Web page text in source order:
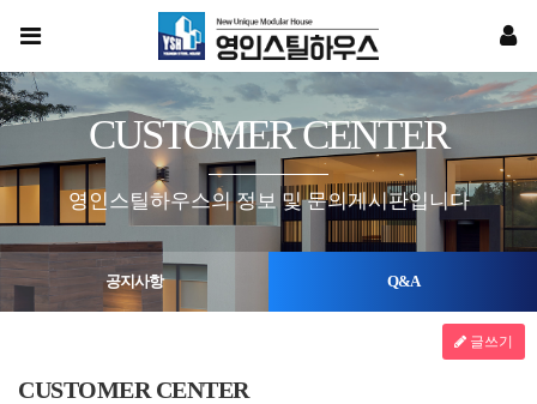
CUSTOMER CENTER
영인스틸하우스의 정보 및 문의게시판입니다
공지사항 Q&A
CUSTOMER CENTER
글쓰기